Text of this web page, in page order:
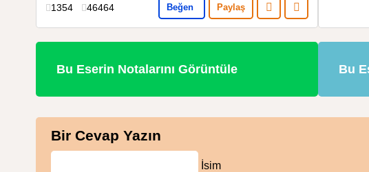
1354 46464 Beğen Paylaş
Bu Eserin Notalarını Görüntüle Bu
Bir Cevap Yazın
İsim